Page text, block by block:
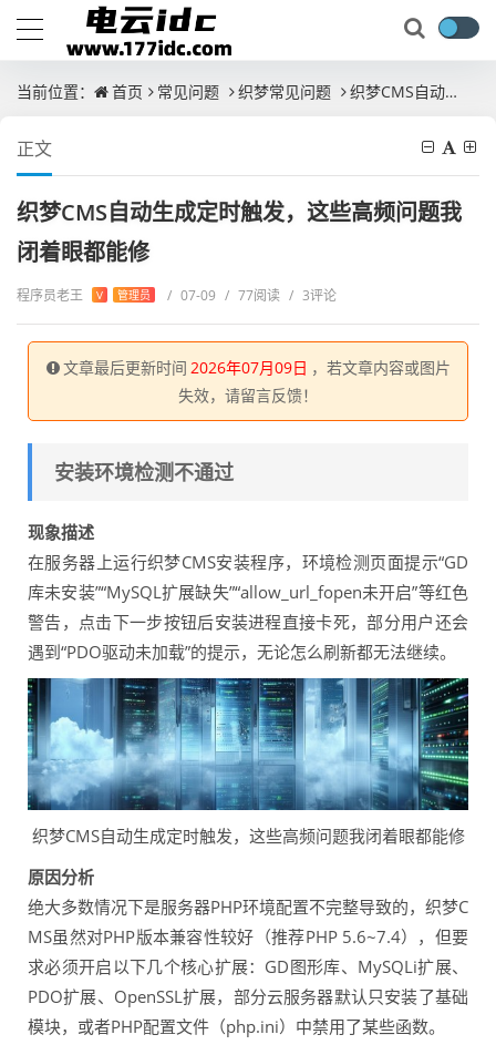
当前位置： 首页 常见问题 织梦常见问题 织梦CMS自动生成定时触发，这些高频问题我闭着眼都能修
正文
织梦CMS自动生成定时触发，这些高频问题我
闭着眼都能修
程序员老王 V 管理员 / 07-09 / 77阅读 / 3评论
文章最后更新时间 2026年07月09日 ，若文章内容或图片
失效，请留言反馈！
安装环境检测不通过
现象描述
在服务器上运行织梦CMS安装程序，环境检测页面提示“GD
库未安装”“MySQL扩展缺失”“allow_url_fopen未开启”等红色
警告，点击下一步按钮后安装进程直接卡死，部分用户还会
遇到“PDO驱动未加载”的提示，无论怎么刷新都无法继续。
织梦CMS自动生成定时触发，这些高频问题我闭着眼都能修
原因分析
绝大多数情况下是服务器PHP环境配置不完整导致的，织梦C
MS虽然对PHP版本兼容性较好（推荐PHP 5.6~7.4），但要
求必须开启以下几个核心扩展：GD图形库、MySQLi扩展、
PDO扩展、OpenSSL扩展，部分云服务器默认只安装了基础
模块，或者PHP配置文件（php.ini）中禁用了某些函数。